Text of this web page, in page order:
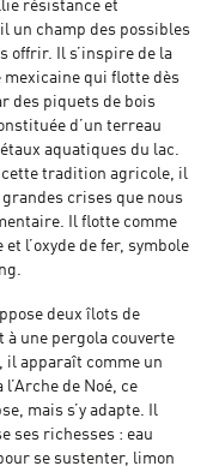
résistance et
un champ des possibles
offrir. Il s’inspire de la
qui flotte dès
des piquets de bois
d’un terreau
aquatiques du lac.
tradition agricole, il
crises que nous
Il flotte comme
l’oxyde de fer, symbole
deux îlots de
à une pergola couverte
il apparaît comme un
de Noé, ce
mais s’y adapte. Il
ses richesses : eau
se sustenter, limon